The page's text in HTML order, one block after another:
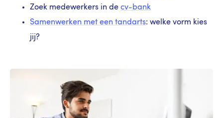
Zoek medewerkers in de cv-bank
Samenwerken met een tandarts: welke vorm kies
jij?